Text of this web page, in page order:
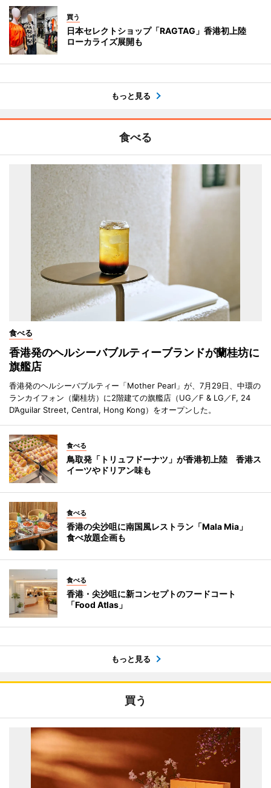
買う
日本セレクトショップ「RAGTAG」香港初上陸
ローカライズ展開も
もっと見る
食べる
食べる
香港発のヘルシーバブルティーブランドが蘭桂坊に
旗艦店
香港発のヘルシーバブルティー「Mother Pearl」が、7月29日、中環の
ランカイフォン（蘭桂坊）に2階建ての旗艦店（UG／F & LG／F, 24
D’Aguilar Street, Central, Hong Kong）をオープンした。
食べる
鳥取発「トリュフドーナツ」が香港初上陸 香港ス
イーツやドリアン味も
食べる
香港の尖沙咀に南国風レストラン「Mala Mia」
食べ放題企画も
食べる
香港・尖沙咀に新コンセプトのフードコート
「Food Atlas」
もっと見る
買う